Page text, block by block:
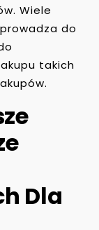
Wiele
do
takich
Dla